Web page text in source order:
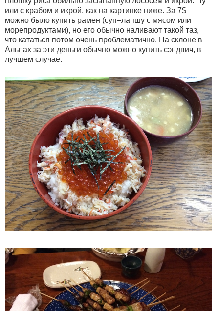
или с крабом и икрой, как на картинке ниже. За 7$
можно было купить рамен (суп–лапшу с мясом или
морепродуктами), но его обычно наливают такой таз,
что кататься потом очень проблематично. На склоне в
Альпах за эти деньги обычно можно купить сэндвич, в
лучшем случае.